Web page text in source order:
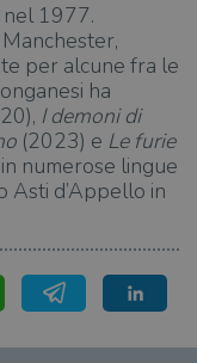
nel 1977.
per alcune fra le
ha
I demoni di
(2023) e Le furie
numerose lingue
Asti d’Appello in